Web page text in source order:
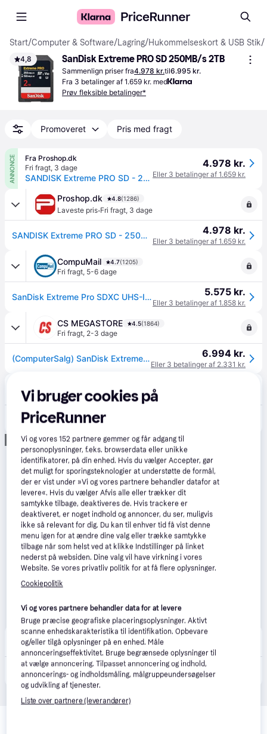
Start/Computer & Software/Lagring/Hukommelseskort & USB Stik/
4,8 SanDisk Extreme PRO SD 250MB/s 2TB
Sammenlign priser fra4.978 kr.til6.995 kr.
Fra 3 betalinger af 1.659 kr. med
Prøv fleksible betalinger*
Promoveret Pris med fragt
ANNONCE
Fra Proshop.dk
Fri fragt, 3 dage
SANDISK Extreme PRO SD - 250MB/s - 2TB
4.978 kr.
Eller 3 betalinger af 1.659 kr.
Proshop.dk 4.8(1286)
Laveste pris·Fri fragt, 3 dage
SANDISK Extreme PRO SD - 250MB/s - 2TB 4.978 kr.
Eller 3 betalinger af 1.659 kr.
CompuMail 4.7(1205)
Fri fragt, 5-6 dage
SanDisk Extreme Pro SDXC UHS-I Memory Card 2TB 250MB/s --> På fjernlager, levevering hos dig 11-08-2026 5.575 kr.
Eller 3 betalinger af 1.858 kr.
CS MEGASTORE 4.5(1864)
Fri fragt, 2-3 dage
(ComputerSalg) SanDisk Extreme Pro - Flashhukommelseskort - 2 TB - Video Class V30 / UHS-I U3 / Class10 - SDXC UHS-I 6.994 kr.
Eller 3 betalinger af 2.331 kr.
Fri fragt ,2-7 dage
Annonce
avXperten 4.8(429)
Bestillingsvare
SanDisk Extreme Pro SDXC 2TB Hukommelseskort - UHS-I, 250MB/s, C10, U3, V30 6.995 kr.
Eller 3 betalinger af 2.332 kr.
Vi bruger cookies på
PriceRunner
Vi og vores152 partnere gemmer og får adgang til
personoplysninger, f.eks. browserdata eller unikke
identifikatorer, på din enhed. Hvis du vælger Accepter, gør
det muligt for sporingsteknologier at understøtte de formål,
der er vist under »Vi og vores partnere behandler datafor at
levere«. Hvis du vælger Afvis alle eller trækker dit
samtykke tilbage, deaktiveres de. Hvis trackere er
deaktiveret, er noget indhold og annoncer, du ser, muligvis
ikke så relevant for dig. Du kan til enhver tid få vist denne
menu igen for at ændre dine valg eller trække samtykke
tilbage når som helst ved at klikke Indstillinger på linket
nederst på websiden. Dine valg vil have virkning i vores
Website. Se vores privatliv politik for at få flere oplysninger.
Cookiepolitik
Vi og vores partnere behandler data for at levere
Bruge præcise geografiske placeringsoplysninger. Aktivt
scanne enhedskarakteristika til identifikation. Opbevare
og/eller tilgå oplysninger på en enhed. Måle
annonceringseffektivitet. Bruge begrænsede oplysninger til
at vælge annoncering. Tilpasset annoncering og indhold,
annoncerings- og indholdsmåling, målgruppeundersøgelser
og udvikling af tjenester.
Liste over partnere (leverandører)